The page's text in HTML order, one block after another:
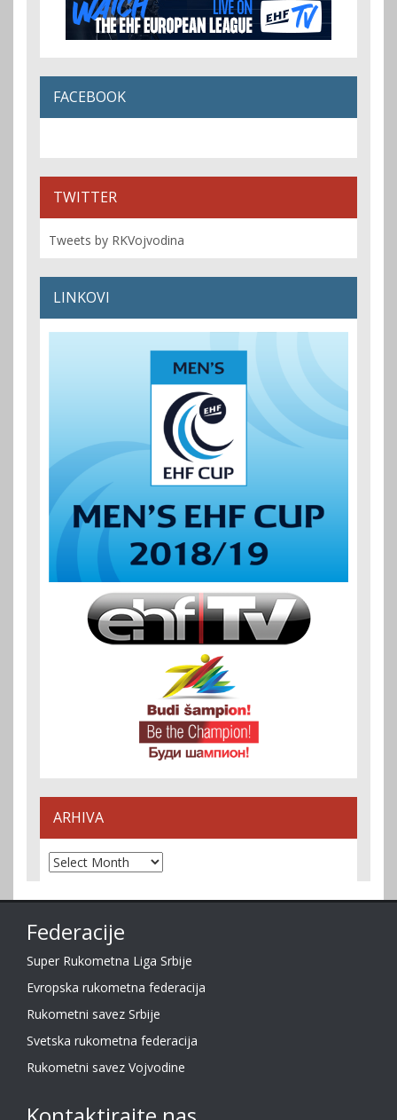
FACEBOOK
TWITTER
Tweets by RKVojvodina
LINKOVI
ARHIVA
Arhiva
Federacije
Super Rukometna Liga Srbije
Evropska rukometna federacija
Rukometni savez Srbije
Svetska rukometna federacija
Rukometni savez Vojvodine